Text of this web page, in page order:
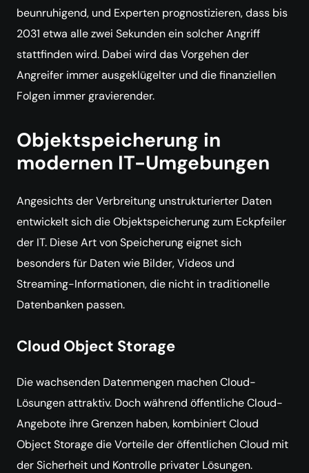
beunruhigend, und Experten prognostizieren, dass bis
2031 etwa alle zwei Sekunden ein solcher Angriff
stattfinden wird. Dabei wird das Vorgehen der
Angreifer immer ausgeklügelter und die finanziellen
Folgen immer gravierender.
Objektspeicherung in
modernen IT-Umgebungen
Angesichts der Verbreitung unstrukturierter Daten
entwickelt sich die Objektspeicherung zum Eckpfeiler
der IT. Diese Art von Speicherung eignet sich
besonders für Daten wie Bilder, Videos und
Streaming-Informationen, die nicht in traditionelle
Datenbanken passen.
Cloud Object Storage
Die wachsenden Datenmengen machen Cloud-
Lösungen attraktiv. Doch während öffentliche Cloud-
Angebote ihre Grenzen haben, kombiniert Cloud
Object Storage die Vorteile der öffentlichen Cloud mit
der Sicherheit und Kontrolle privater Lösungen.